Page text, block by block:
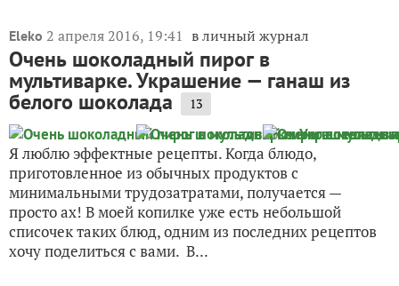
Eleko 2 апреля 2016, 19:41 в личный журнал
Очень шоколадный пирог в
мультиварке. Украшение — ганаш из
белого шоколада 13
Я люблю эффектные рецепты. Когда блюдо,
приготовленное из обычных продуктов с
минимальными трудозатратами, получается —
просто ах! В моей копилке уже есть небольшой
списочек таких блюд, одним из последних рецептов
хочу поделиться с вами. В...